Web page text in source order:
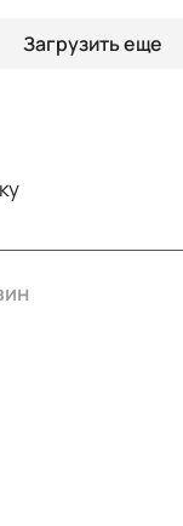
Загрузить еще